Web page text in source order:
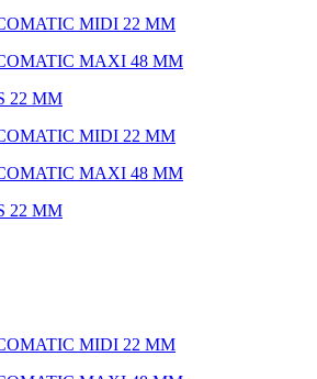
MIDI 22 ММ
MAXI 48 ММ
22 ММ
MIDI 22 ММ
MAXI 48 ММ
22 ММ
MIDI 22 ММ